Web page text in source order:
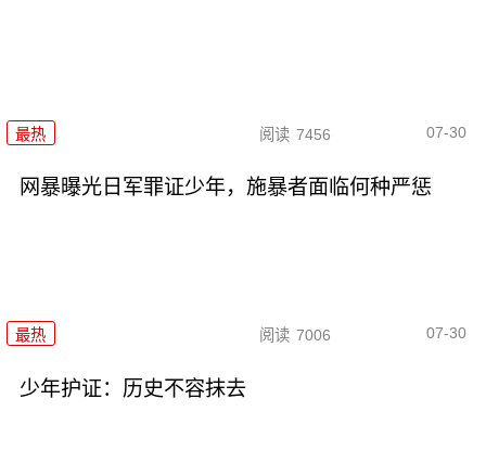
最热 阅读 7456 07-30
网暴曝光日军罪证少年，施暴者面临何种严惩
最热 阅读 7006 07-30
少年护证：历史不容抹去